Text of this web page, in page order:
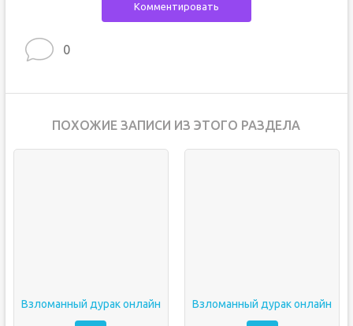
Комментировать
0
ПОХОЖИЕ ЗАПИСИ ИЗ ЭТОГО РАЗДЕЛА
Взломанный дурак онлайн Взломанный дурак онлайн